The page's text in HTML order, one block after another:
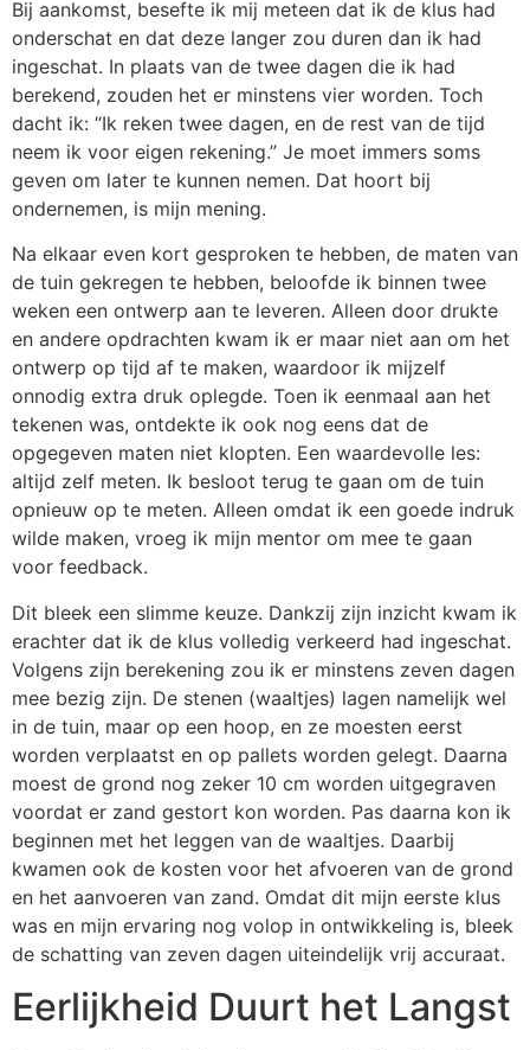
Bij aankomst, besefte ik mij meteen dat ik de klus had
onderschat en dat deze langer zou duren dan ik had
ingeschat. In plaats van de twee dagen die ik had
berekend, zouden het er minstens vier worden. Toch
dacht ik: “Ik reken twee dagen, en de rest van de tijd
neem ik voor eigen rekening.” Je moet immers soms
geven om later te kunnen nemen. Dat hoort bij
ondernemen, is mijn mening.
Na elkaar even kort gesproken te hebben, de maten van
de tuin gekregen te hebben, beloofde ik binnen twee
weken een ontwerp aan te leveren. Alleen door drukte
en andere opdrachten kwam ik er maar niet aan om het
ontwerp op tijd af te maken, waardoor ik mijzelf
onnodig extra druk oplegde. Toen ik eenmaal aan het
tekenen was, ontdekte ik ook nog eens dat de
opgegeven maten niet klopten. Een waardevolle les:
altijd zelf meten. Ik besloot terug te gaan om de tuin
opnieuw op te meten. Alleen omdat ik een goede indruk
wilde maken, vroeg ik mijn mentor om mee te gaan
voor feedback.
Dit bleek een slimme keuze. Dankzij zijn inzicht kwam ik
erachter dat ik de klus volledig verkeerd had ingeschat.
Volgens zijn berekening zou ik er minstens zeven dagen
mee bezig zijn. De stenen (waaltjes) lagen namelijk wel
in de tuin, maar op een hoop, en ze moesten eerst
worden verplaatst en op pallets worden gelegt. Daarna
moest de grond nog zeker 10 cm worden uitgegraven
voordat er zand gestort kon worden. Pas daarna kon ik
beginnen met het leggen van de waaltjes. Daarbij
kwamen ook de kosten voor het afvoeren van de grond
en het aanvoeren van zand. Omdat dit mijn eerste klus
was en mijn ervaring nog volop in ontwikkeling is, bleek
de schatting van zeven dagen uiteindelijk vrij accuraat.
Eerlijkheid Duurt het Langst